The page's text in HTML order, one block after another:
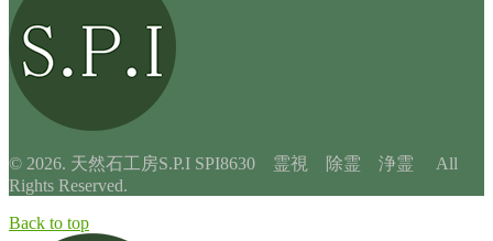
© 2026. 天然石工房S.P.I SPI8630 霊視 除霊 浄霊 All
Rights Reserved.
Back to top